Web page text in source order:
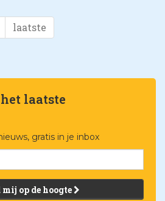
laatste
laatste
gratis in je inbox
mij op de hoogte